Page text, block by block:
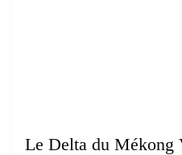
Le Delta du Mékong